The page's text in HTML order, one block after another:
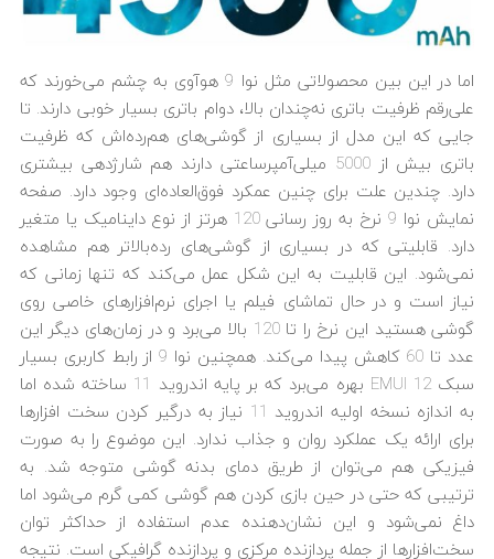
اما در این بین محصولاتی مثل نوا 9 هوآوی به چشم می‌خورند که
علی‌رقم ظرفیت باتری نه‌چندان بالا، دوام باتری بسیار خوبی دارند. تا
جایی که این مدل از بسیاری از گوشی‌های هم‌رده‌اش که ظرفیت
باتری بیش از 5000 میلی‌آمپرساعتی دارند هم شارژدهی بیشتری
دارد. چندین علت برای چنین عمکرد فوق‌العاده‌ای وجود دارد. صفحه
نمایش نوا 9 نرخ به روز رسانی 120 هرتز از نوع داینامیک یا متغیر
دارد. قابلیتی که در بسیاری از گوشی‌های رده‌بالاتر هم مشاهده
نمی‌شود. این قابلیت به این شکل عمل می‌کند که تنها زمانی که
نیاز است و در حال تماشای فیلم یا اجرای نرم‌افزارهای خاصی روی
گوشی هستید این نرخ را تا 120 بالا می‌برد و در زمان‌های دیگر این
عدد تا 60 کاهش پیدا می‌کند. همچنین نوا 9 از رابط کاربری بسیار
سبک EMUI 12 بهره می‌برد که بر پایه اندروید 11 ساخته شده اما
به اندازه نسخه اولیه اندروید 11 نیاز به درگیر کردن سخت افزارها
برای ارائه یک عملکرد روان و جذاب ندارد. این موضوع را به صورت
فیزیکی هم می‌توان از طریق دمای بدنه گوشی متوجه شد. به
ترتیبی که حتی در حین بازی کردن هم گوشی کمی گرم می‌شود اما
داغ نمی‌شود و این نشان‌دهنده عدم استفاده از حداکثر توان
سخت‌افزارها از جمله پردازنده مرکزی و پردازنده گرافیکی است. نتیجه